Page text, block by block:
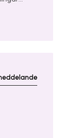
görs